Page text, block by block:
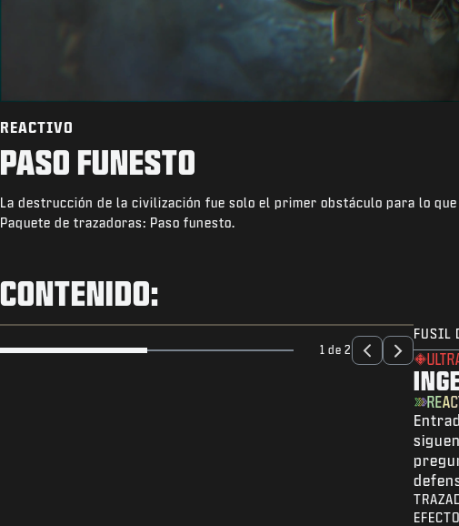
REACTIVO
PASO FUNESTO
La destrucción de la civilización fue solo el primer obstáculo para lo
Paquete de trazadoras: Paso funesto.
CONTENIDO:
1 de 2
FUSIL